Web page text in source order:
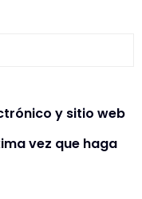
y sitio web
vez que haga